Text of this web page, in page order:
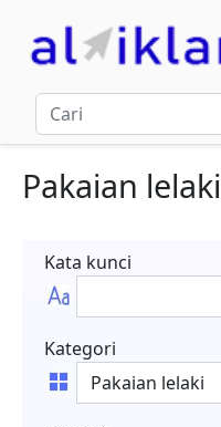
Pakaian lelaki
Kata kunci
Kategori